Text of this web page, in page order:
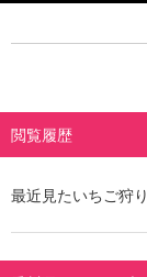
閲覧履歴
最近見たいちご狩